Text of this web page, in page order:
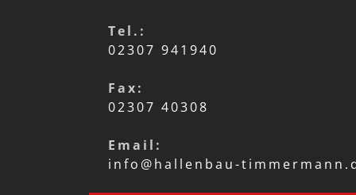
Tel.:
02307 941940
Fax:
02307 40308
Email:
info@hallenbau-